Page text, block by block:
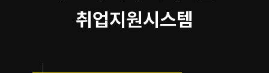
취업지원시스템